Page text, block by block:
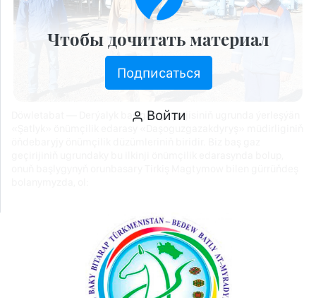
Döwletabat — Derýalyk baş gaz geçirijisiniň ugrunda ýerleşýän
Чтобы дочитать материал
Подписаться
Войти